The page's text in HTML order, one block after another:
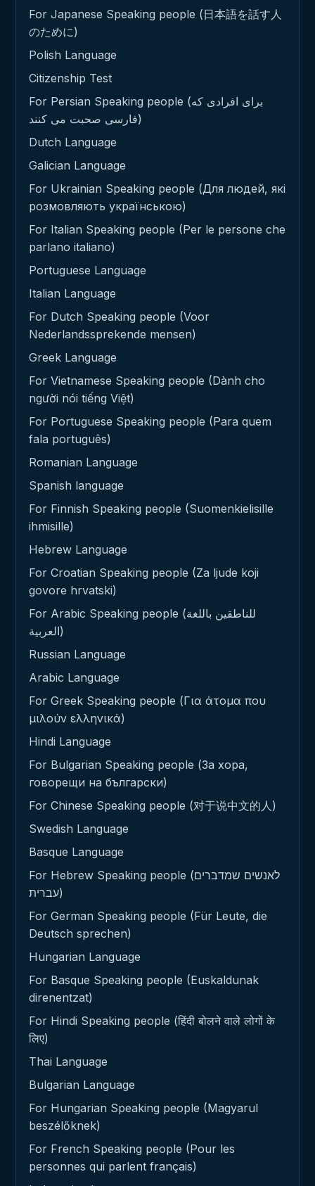
For Japanese Speaking people (日本語を話す人
のために)
Polish Language
Citizenship Test
For Persian Speaking people (برای افرادی که
فارسی صحبت می کنند)
Dutch Language
Galician Language
For Ukrainian Speaking people (Для людей, які
розмовляють українською)
For Italian Speaking people (Per le persone che
parlano italiano)
Portuguese Language
Italian Language
For Dutch Speaking people (Voor
Nederlandssprekende mensen)
Greek Language
For Vietnamese Speaking people (Dành cho
người nói tiếng Việt)
For Portuguese Speaking people (Para quem
fala português)
Romanian Language
Spanish language
For Finnish Speaking people (Suomenkielisille
ihmisille)
Hebrew Language
For Croatian Speaking people (Za ljude koji
govore hrvatski)
For Arabic Speaking people (للناطقين باللغة
العربية)
Russian Language
Arabic Language
For Greek Speaking people (Για άτομα που
μιλούν ελληνικά)
Hindi Language
For Bulgarian Speaking people (За хора,
говорещи на български)
For Chinese Speaking people (对于说中文的人)
Swedish Language
Basque Language
For Hebrew Speaking people (לאנשים שמדברים
עברית)
For German Speaking people (Für Leute, die
Deutsch sprechen)
Hungarian Language
For Basque Speaking people (Euskaldunak
direnentzat)
For Hindi Speaking people (हिंदी बोलने वाले लोगों के
लिए)
Thai Language
Bulgarian Language
For Hungarian Speaking people (Magyarul
beszélőknek)
For French Speaking people (Pour les
personnes qui parlent français)